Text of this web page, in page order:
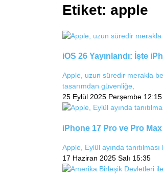
Etiket: apple
iOS 26 Yayınlandı: İşte
Apple, uzun süredir merakla
tasarımdan güvenliğe,
25 Eylül 2025 Perşembe 12:15
iPhone 17 Pro ve Pro
Apple, Eylül ayında
17 Haziran 2025 Salı 15:35